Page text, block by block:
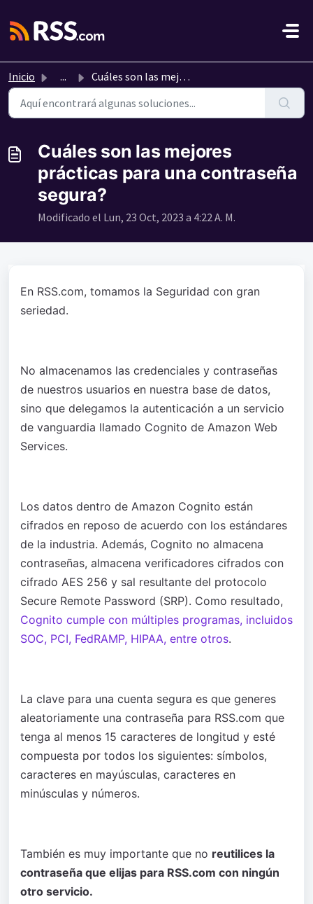
Inicio ... Cuáles son las mejores prácticas para una contraseña segura?
Cuáles son las mejores
prácticas para una contraseña
segura?
Modificado el Lun, 23 Oct, 2023 a 4:22 A. M.
En RSS.com, tomamos la Seguridad con gran
seriedad.
No almacenamos las credenciales y contraseñas
de nuestros usuarios en nuestra base de datos,
sino que delegamos la autenticación a un servicio
de vanguardia llamado Cognito de Amazon Web
Services.
Los datos dentro de Amazon Cognito están
cifrados en reposo de acuerdo con los estándares
de la industria. Además, Cognito no almacena
contraseñas, almacena verificadores cifrados con
cifrado AES 256 y sal resultante del protocolo
Secure Remote Password (SRP). Como resultado,
Cognito cumple con múltiples programas, incluidos
SOC, PCI, FedRAMP, HIPAA, entre otros.
La clave para una cuenta segura es que generes
aleatoriamente una contraseña para RSS.com que
tenga al menos 15 caracteres de longitud y esté
compuesta por todos los siguientes: símbolos,
caracteres en mayúsculas, caracteres en
minúsculas y números.
También es muy importante que no reutilices la
contraseña que elijas para RSS.com con ningún
otro servicio.